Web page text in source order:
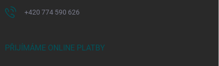
+420 774 590 626
PŘIJÍMÁME ONLINE PLATBY